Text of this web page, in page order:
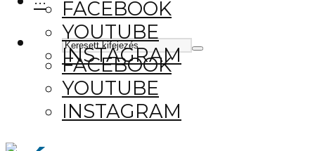
FACEBOOK
YOUTUBE
INSTAGRAM
FACEBOOK
YOUTUBE
INSTAGRAM